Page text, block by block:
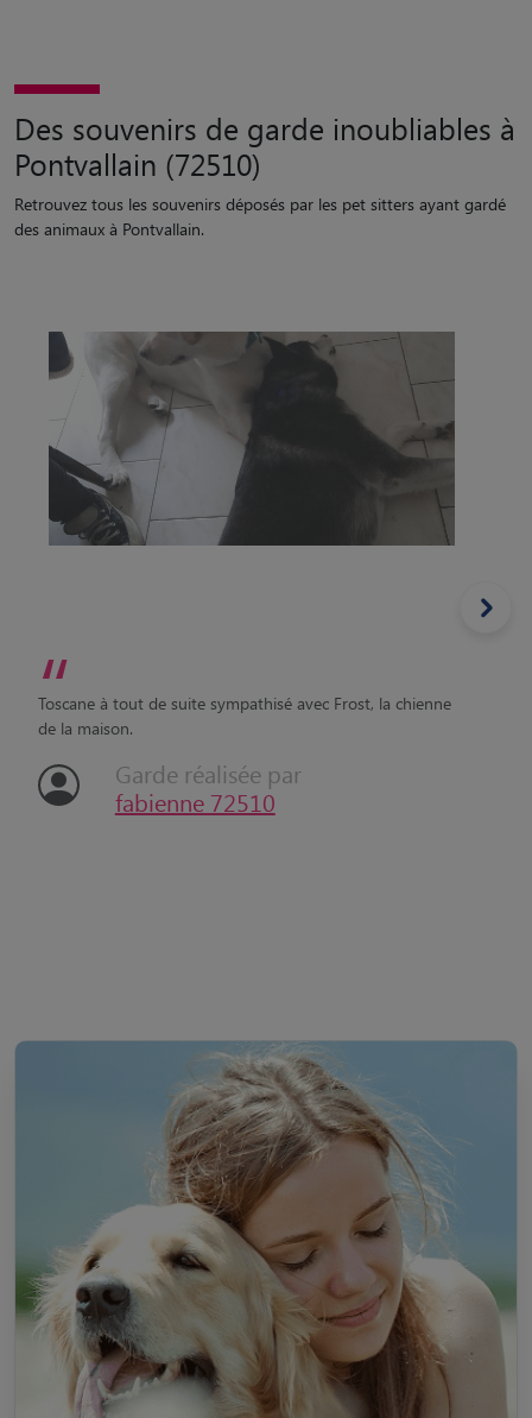
Des souvenirs de garde inoubliables à
Pontvallain (72510)
Retrouvez tous les souvenirs déposés par les pet sitters ayant gardé
des animaux à Pontvallain.
“
Toscane à tout de suite sympathisé avec Frost, la chienne
de la maison.
Garde réalisée par
fabienne 72510